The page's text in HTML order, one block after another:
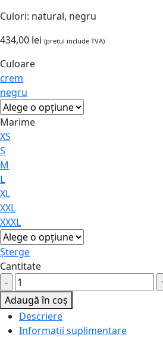
Culori: natural, negru
434,00 lei (prețul include TVA)
Culoare
crem
negru
Marime
XS
S
M
L
XL
XXL
XXXL
Șterge
Cantitate
Vestă
compresivă
postoperatorie
pentru
Adaugă în coș
Descriere
Informații suplimentare